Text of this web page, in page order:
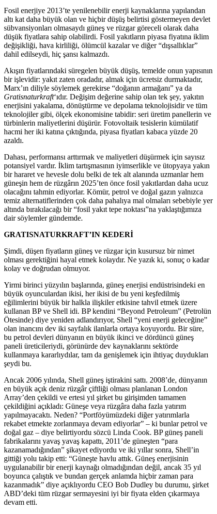
Fosil enerjiye 2013’te yenilenebilir enerji kaynaklarına yapılandan
altı kat daha büyük olan ve hiçbir düşüş belirtisi göstermeyen devlet
sübvansiyonları olmasaydı güneş ve rüzgar göreceli olarak daha
düşük fiyatlara sahip olabilirdi. Fosil yakıtların piyasa fiyatına iklim
değişikliği, hava kirliliği, ölümcül kazalar ve diğer “dışsallıklar”
dahil edilseydi, hiç şansı kalmazdı.
Akışın fiyatlarındaki süregelen büyük düşüş, temelde onun yapısının
bir işlevidir: yakıt zaten oradadır, almak için ücretsiz durmaktadır,
Marx’ın diliyle söylemek gerekirse “doğanın armağanı” ya da
Gratisnaturkraft‘ıdır. Değişim değerine sahip olan tek şey, yakıtın
enerjisini yakalama, dönüştürme ve depolama teknolojisidir ve tüm
teknolojiler gibi, ölçek ekonomisine tabidir: seri üretim panellerin ve
türbinlerin maliyetlerini düşürür. Fotovoltaik tesislerin kümülatif
hacmi her iki katına çıktığında, piyasa fiyatları kabaca yüzde 20
azaldı.
Dahası, performansı arttırmak ve maliyetleri düşürmek için sayısız
potansiyel vardır. İklim tartışmasının iyimserlikle ve ütopyaya yakın
bir hararet ve hevesle dolu belki de tek alt alanında uzmanlar hem
güneşin hem de rüzgârın 2025’ten önce fosil yakıtlardan daha ucuz
olacağını tahmin ediyorlar. Kömür, petrol ve doğal gazın yalnızca
temiz alternatiflerinden çok daha pahalıya mal olmaları sebebiyle yer
altında bırakılacağı bir “fosil yakıt tepe noktası”na yaklaştığımıza
dair söylemler gündemde.
GRATISNATURKRAFT’IN KEDERİ
Şimdi, düşen fiyatların güneş ve rüzgar için kusursuz bir nimet
olması gerektiğini hayal etmek kolaydır. Ne yazık ki, sonuç o kadar
kolay ve doğrudan olmuyor.
Yirmi birinci yüzyılın başlarında, güneş enerjisi endüstrisindeki en
büyük oyunculardan ikisi, her ikisi de bu yeni keşfedilmiş
eğilimlerini büyük bir halkla ilişkiler etkisine tahvil etmek üzere
kullanan BP ve Shell idi. BP kendini “Beyond Petroleum” (Petrolün
Ötesinde) diye yeniden adlandırıyor, Shell “yeni enerji geleceğine”
olan inancını dev iki sayfalık ilanlarla ortaya koyuyordu. Bir süre,
bu petrol devleri dünyanın en büyük ikinci ve dördüncü güneş
paneli üreticileriydi, görünürde dev kaynaklarını sektörde
kullanmaya kararlıydılar, tam da genişlemek için ihtiyaç duydukları
şeydi bu.
Ancak 2006 yılında, Shell güneş iştirakini sattı. 2008’de, dünyanın
en büyük açık deniz rüzgâr çiftliği olması planlanan London
Array’den çekildi ve ertesi yıl şirket bu girişimden tamamen
çekildiğini açıkladı: Güneşe veya rüzgâra daha fazla yatırım
yapılmayacaktı. Neden? “Portföyümüzdeki diğer yatırımlarla
rekabet etmekte zorlanmaya devam ediyorlar” – ki bunlar petrol ve
doğal gaz – diye belirtiyordu sözcü Linda Cook. BP güneş paneli
fabrikalarını yavaş yavaş kapattı, 2011’de güneşten “para
kazanamadığından” şikayet ediyordu ve iki yıllar sonra, Shell’in
gittiği yolu takip etti: “Güneşte havlu attık. Güneş enerjisinin
uygulanabilir bir enerji kaynağı olmadığından değil, ancak 35 yıl
boyunca çalıştık ve bundan gerçek anlamda hiçbir zaman para
kazanmadık” diye açıklıyordu CEO Bob Dudley bu durumu, şirket
ABD’deki tüm rüzgar sermayesini iyi bir fiyata elden çıkarmaya
devam etti.